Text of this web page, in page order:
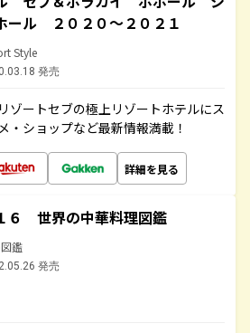
ール ２０２０～２０２１
Style
発売
ゾートセブの極上リゾートホテルにス
・ショップなど最新情報満載！
詳細を見る
６ 世界の中華料理図鑑
鑑
発売